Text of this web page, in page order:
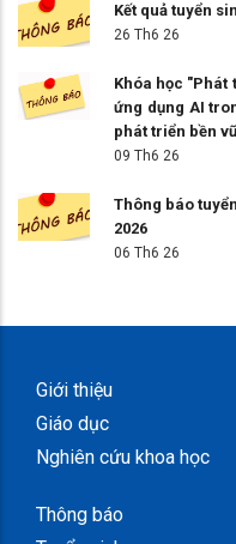
Kết quả tuyển
26 Th6 26
Khóa học
ứng dụng AI
phát triển bền
09 Th6 26
Thông báo
2026
06 Th6 26
Giới thiệu
Giáo dục
Nghiên cứu khoa học
Thông báo